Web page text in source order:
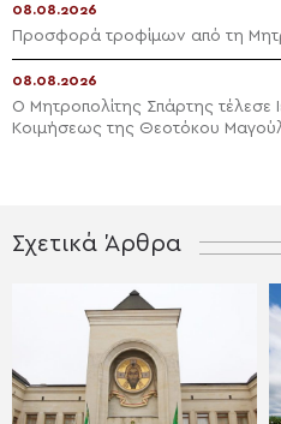
08.08.2026
Προσφορά τροφίμων από τη
08.08.2026
Ο Μητροπολίτης Σπάρτης τέλεσε
Κοιμήσεως της Θεοτόκου
Σχετικά Άρθρα